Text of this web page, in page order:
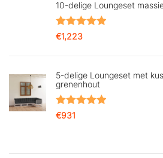
10-delige Loungeset
Gewaardeerd
€1,223
5-delige Loungeset met
grenenhout
Gewaardeerd
€931